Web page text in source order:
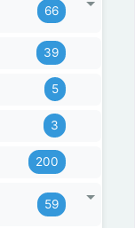
66
39
5
3
200
59